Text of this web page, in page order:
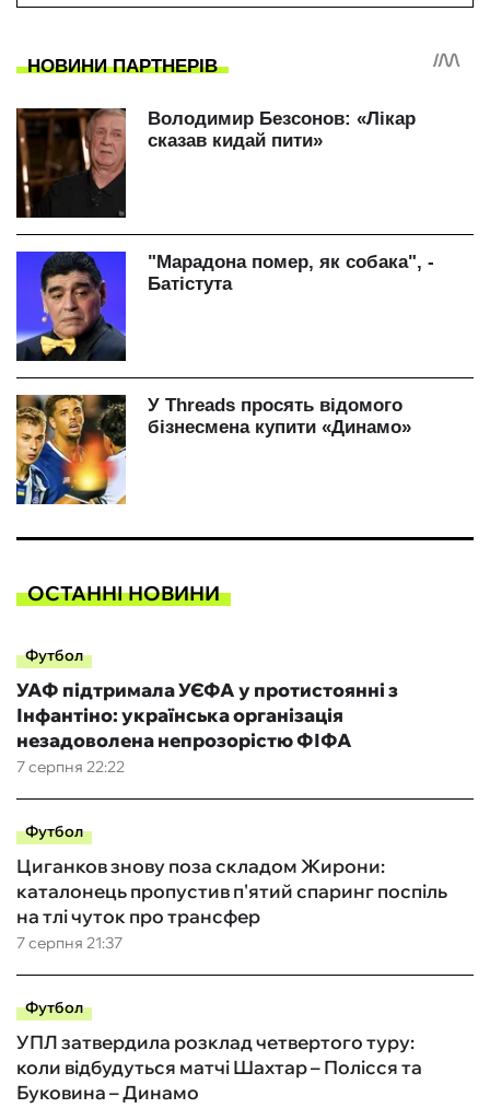
ОСТАННІ НОВИНИ
Футбол
7 серпня 22:22
УАФ підтримала УЄФА у протистоянні з
Інфантіно: українська організація
незадоволена непрозорістю ФІФА
Футбол
7 серпня 21:37
Циганков знову поза складом Жирони:
каталонець пропустив п'ятий спаринг поспіль
на тлі чуток про трансфер
Футбол
УПЛ затвердила розклад четвертого туру:
коли відбудуться матчі Шахтар – Полісся та
Буковина – Динамо